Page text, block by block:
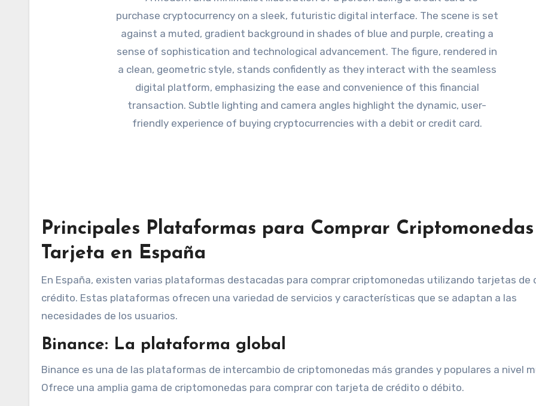
Principales Plataformas para Comprar Criptomonedas
Tarjeta en España
En España, existen varias plataformas destacadas para comprar criptomonedas utilizando tarjetas de
crédito. Estas plataformas ofrecen una variedad de servicios y características que se adaptan a las
necesidades de los usuarios.
Binance: La plataforma global
Binance es una de las plataformas de intercambio de criptomonedas más grandes y populares a nivel
Ofrece una amplia gama de criptomonedas para comprar con tarjeta de crédito o débito.